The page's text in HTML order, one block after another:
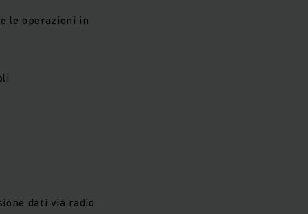
le operazioni in
dati via radio